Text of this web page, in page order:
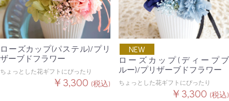
ローズカップ(パステル)/プリ
ザーブドフラワー
ちょっとした花ギフトにぴったり
￥3,300 (税込)
NEW
ローズカップ(ディープブ
ルー)/プリザーブドフラワー
ちょっとした花ギフトにぴったり
￥3,300 (税込)